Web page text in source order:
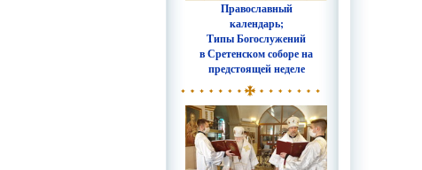
Православный
календарь;
Типы Богослужений
в Сретенском соборе на
предстоящей неделе